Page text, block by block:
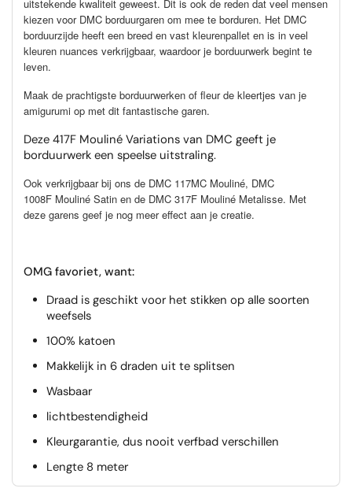
uitstekende kwaliteit geweest. Dit is ook de reden dat veel mensen
kiezen voor DMC borduurgaren om mee te borduren. Het DMC
borduurzijde heeft een breed en vast kleurenpallet en is in veel
kleuren nuances verkrijgbaar, waardoor je borduurwerk begint te
leven.
Maak de prachtigste borduurwerken of fleur de kleertjes van je
amigurumi op met dit fantastische garen.
Deze 417F Mouliné Variations van DMC geeft je
borduurwerk een speelse uitstraling.
Ook verkrijgbaar bij ons de DMC 117MC Mouliné, DMC
1008F Mouliné Satin en de DMC 317F Mouliné Metalisse. Met
deze garens geef je nog meer effect aan je creatie.
OMG favoriet, want:
Draad is geschikt voor het stikken op alle soorten
weefsels
100% katoen
Makkelijk in 6 draden uit te splitsen
Wasbaar
lichtbestendigheid
Kleurgarantie, dus nooit verfbad verschillen
Lengte 8 meter